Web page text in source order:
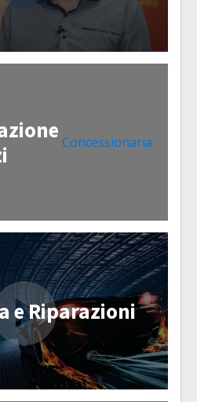
Concessionaria
e Riparazioni